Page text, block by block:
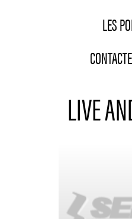
LES
LIVE